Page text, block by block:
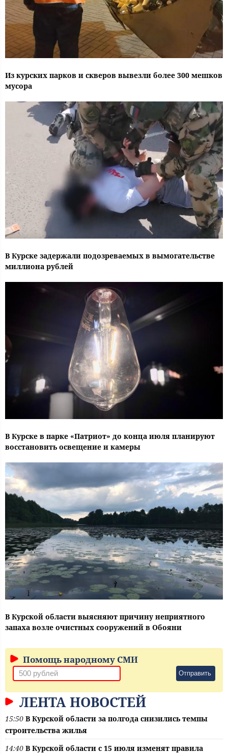
Из курских парков и скверов вывезли более 300 мешков
мусора
В Курске задержали подозреваемых в вымогательстве
миллиона рублей
В Курске в парке «Патриот» до конца июля планируют
восстановить освещение и камеры
В Курской области выясняют причину неприятного
запаха возле очистных сооружений в Обояни
Помощь народному СМИ
Отправить
ЛЕНТА НОВОСТЕЙ
15:50 В Курской области за полгода снизились темпы
строительства жилья
14:40 В Курской области с 15 июля изменят правила